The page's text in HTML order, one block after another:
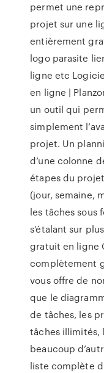
permet une
projet sur une
entièrement
logo parasite
ligne etc
en ligne |
un outil qui
simplement
projet. Un
d’une colonne
étapes du
(jour, semaine,
les tâches sous
s’étalant sur
gratuit en ligne
complètement
vous offre de
que le
de tâches, les
tâches illimités,
beaucoup
liste complète